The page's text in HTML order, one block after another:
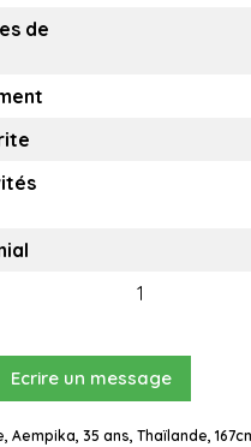
de
1
Ecrire un message
Aempika, 35 ans, Thaïlande,